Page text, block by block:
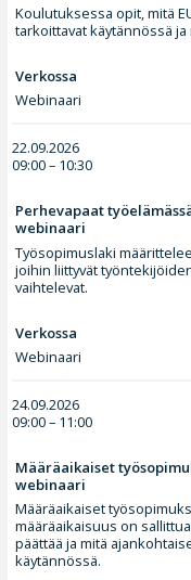
Koulutuksessa opit, mitä
tarkoittavat käytännössä
Verkossa
Webinaari
22.09.2026
09:00 – 10:30
Perhevapaat
webinaari
Työsopimuslaki
joihin liittyvät
vaihtelevat.
Verkossa
Webinaari
24.09.2026
09:00 – 11:00
Määräaikaiset
webinaari
Määräaikaiset
määräaikaisuus on
päättää ja mitä
käytännössä.